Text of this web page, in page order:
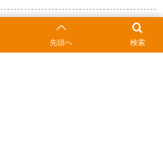
商品券は使える？JCBなどギフトカー
イント還元
日
検索
先頭へ